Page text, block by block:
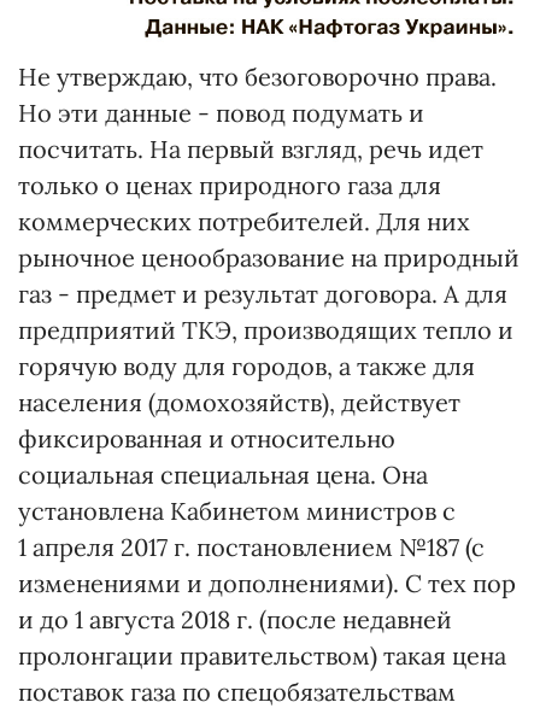
Не утверждаю, что безоговорочно права.
Но эти данные - повод подумать и
посчитать. На первый взгляд, речь идет
только о ценах природного газа для
коммерческих потребителей. Для них
рыночное ценообразование на природный
газ - предмет и результат договора. А для
предприятий ТКЭ, производящих тепло и
горячую воду для городов, а также для
населения (домохозяйств), действует
фиксированная и относительно
социальная специальная цена. Она
установлена Кабинетом министров с
1 апреля 2017 г. постановлением №187 (с
изменениями и дополнениями). С тех пор
и до 1 августа 2018 г. (после недавней
пролонгации правительством) такая цена
поставок газа по спецобязательствам